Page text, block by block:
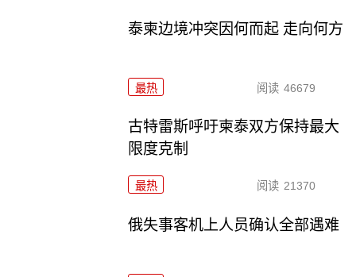
泰柬边境冲突因何而起 走向何方
最热 阅读 46679
古特雷斯呼吁柬泰双方保持最大
限度克制
最热 阅读 21370
俄失事客机上人员确认全部遇难